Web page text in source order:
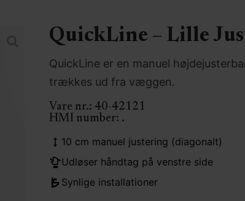
QuickLine – Lille
QuickLine er en manuel
trækkes ud fra væggen.
Vare nr.: 40-42121
HMI number: .
10 cm manuel justering (diagonalt)
Udløser håndtag på venstre side
Synlige installationer